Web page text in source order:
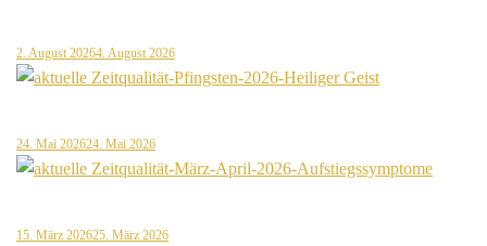
2. August 20264. August 2026
24. Mai 202624. Mai 2026
15. März 202625. März 2026